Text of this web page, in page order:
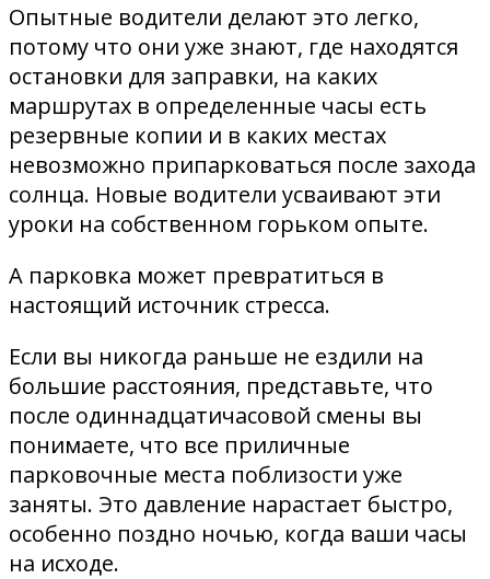
Опытные водители делают это легко,
потому что они уже знают, где находятся
остановки для заправки, на каких
маршрутах в определенные часы есть
резервные копии и в каких местах
невозможно припарковаться после захода
солнца. Новые водители усваивают эти
уроки на собственном горьком опыте.
А парковка может превратиться в
настоящий источник стресса.
Если вы никогда раньше не ездили на
большие расстояния, представьте, что
после одиннадцатичасовой смены вы
понимаете, что все приличные
парковочные места поблизости уже
заняты. Это давление нарастает быстро,
особенно поздно ночью, когда ваши часы
на исходе.